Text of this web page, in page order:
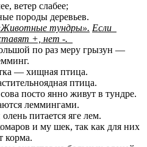
ветер слабее;
породы деревьев.
тундры». Если
+, нет -.
по раз меру грызун —
— хищная птица.
птица.
посто янно живут в тундре.
леммингами.
питается яге лем.
и му шек, так как для них
корма.